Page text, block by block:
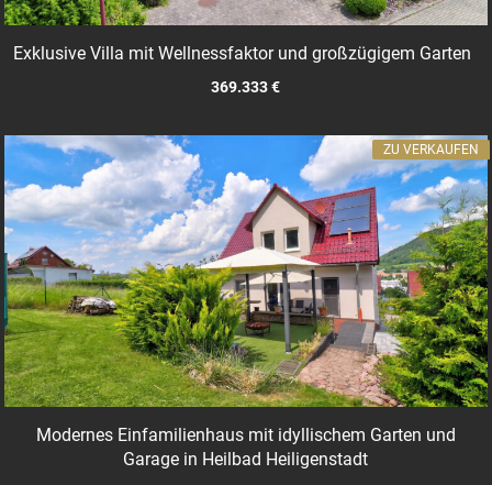
Exklusive Villa mit Wellnessfaktor und großzügigem Garten
369.333 €
Modernes Einfamilienhaus mit idyllischem Garten und
Garage in Heilbad Heiligenstadt
ZU VERKAUFEN